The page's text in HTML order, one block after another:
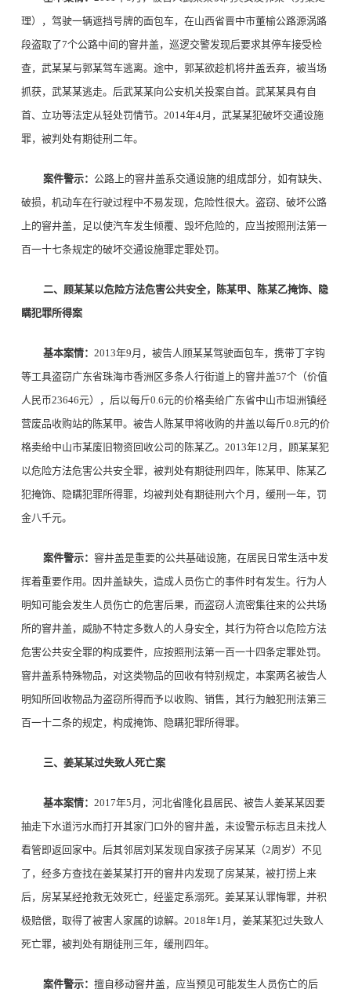
理），驾驶一辆遮挡号牌的面包车，在山西省晋中市董榆公路源涡路
段盗取了7个公路中间的窨井盖，巡逻交警发现后要求其停车接受检
查，武某某与郭某驾车逃离。途中，郭某欲趁机将井盖丢弃，被当场
抓获，武某某逃走。后武某某向公安机关投案自首。武某某具有自
首、立功等法定从轻处罚情节。2014年4月，武某某犯破坏交通设施
罪，被判处有期徒刑二年。
案件警示： 公路上的窨井盖系交通设施的组成部分，如有缺失、
破损，机动车在行驶过程中不易发现，危险性很大。盗窃、破坏公路
上的窨井盖，足以使汽车发生倾覆、毁坏危险的，应当按照刑法第一
百一十七条规定的破坏交通设施罪定罪处罚。
二、顾某某以危险方法危害公共安全，陈某甲、陈某乙掩饰、隐
瞒犯罪所得案
基本案情： 2013年9月，被告人顾某某驾驶面包车，携带丁字钩
等工具盗窃广东省珠海市香洲区多条人行街道上的窨井盖57个（价值
人民币23646元），后以每斤0.6元的价格卖给广东省中山市坦洲镇经
营废品收购站的陈某甲。被告人陈某甲将收购的井盖以每斤0.8元的价
格卖给中山市某废旧物资回收公司的陈某乙。2013年12月，顾某某犯
以危险方法危害公共安全罪，被判处有期徒刑四年，陈某甲、陈某乙
犯掩饰、隐瞒犯罪所得罪，均被判处有期徒刑六个月，缓刑一年，罚
金八千元。
案件警示： 窨井盖是重要的公共基础设施，在居民日常生活中发
挥着重要作用。因井盖缺失，造成人员伤亡的事件时有发生。行为人
明知可能会发生人员伤亡的危害后果，而盗窃人流密集往来的公共场
所的窨井盖，威胁不特定多数人的人身安全，其行为符合以危险方法
危害公共安全罪的构成要件，应按照刑法第一百一十四条定罪处罚。
窨井盖系特殊物品，对这类物品的回收有特别规定，本案两名被告人
明知所回收物品为盗窃所得而予以收购、销售，其行为触犯刑法第三
百一十二条的规定，构成掩饰、隐瞒犯罪所得罪。
三、姜某某过失致人死亡案
基本案情： 2017年5月，河北省隆化县居民、被告人姜某某因要
抽走下水道污水而打开其家门口外的窨井盖，未设警示标志且未找人
看管即返回家中。后其邻居刘某发现自家孩子房某某（2周岁）不见
了，经多方查找在姜某某打开的窨井内发现了房某某，被打捞上来
后，房某某经抢救无效死亡，经鉴定系溺死。姜某某认罪悔罪，并积
极赔偿，取得了被害人家属的谅解。2018年1月，姜某某犯过失致人
死亡罪，被判处有期徒刑三年，缓刑四年。
案件警示： 擅自移动窨井盖，应当预见可能发生人员伤亡的后